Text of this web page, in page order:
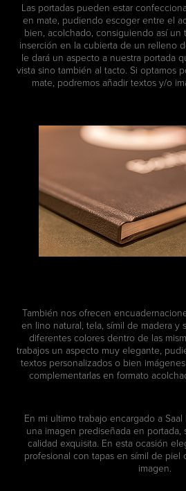
Las portadas pueden estar
en mate, pudiendo escoger entre el
bien, acolchado, consiguiendo así un
inserción en la cubierta de un relleno
le dará un aspecto a nuestra portada
vista sino también al tacto. Si optamos
mate, podremos añadir textos y/o
También nos ofrecen
en lino natural, tela, símil de madera y
diferentes colores dentro de las
trabajos un aspecto muy elegante,
textos personalizados o bien
complementarlas en formato
En mi ultimo trabajo encargado a
una imagen prediseñada en
calidad exquisita. En esta ocasión
profesional con tapas en símil de piel
imagen.